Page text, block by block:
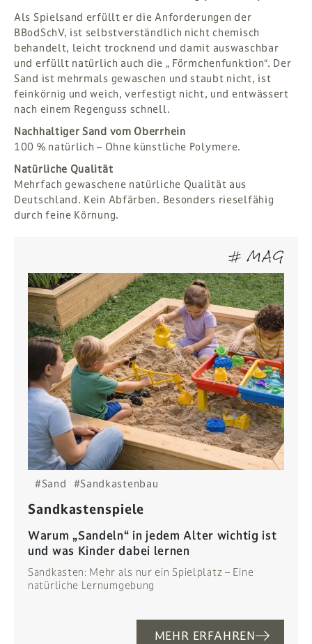
Als Spielsand erfüllt er die Anforderungen der
BBodSchV, ist selbstverständlich nicht chemisch
behandelt, leicht trocknend und damit auswaschbar
und erfüllt natürlich auch die „ Förmchenfunktion“. Der
Sand ist mehrmals gewaschen und staubt nicht, ist
feinkörnig und weich, verfestigt nicht, und entwässert
nach einem Regenguss schnell.
Nachhaltiger Sand vom Oberrhein
100 % natürlich – Ohne künstliche Polymere.
Natürliche Qualität
Mehrfach gewaschene natürliche Qualität aus
Deutschland. Kein Abfärben. Besonders rieselfähig
durch feine Körnung.
# MAG
#Sand #Sandkastenbau
Sandkastenspiele
Warum „Sandeln“ in jedem Alter wichtig ist
und was Kinder dabei lernen
Sandkasten: Mehr als nur ein Spielplatz – Eine
natürliche Lernumgebung
MEHR ERFAHREN